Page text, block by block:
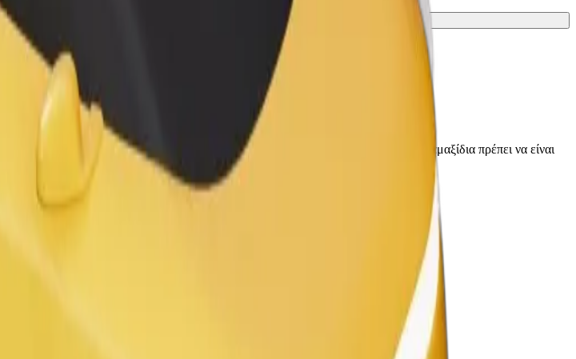
την εφαρμογή
ειδικά αιτήματα, ενημερώστε τον οδηγό πριν την παραλαβή. Τα αναπηρικά αμαξίδια πρέπει να είναι